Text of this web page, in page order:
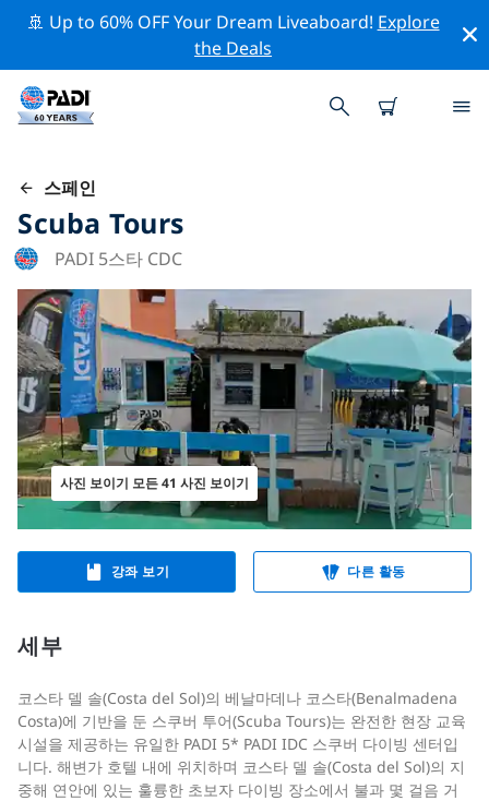
🚢 Up to 60% OFF Your Dream Liveaboard! Explore
the Deals
스페인
Scuba Tours
PADI 5스타 CDC
사진 보이기 모든 41 사진 보이기
강좌 보기 다른 활동
세부
코스타 델 솔(Costa del Sol)의 베날마데나 코스타(Benalmadena
Costa)에 기반을 둔 스쿠버 투어(Scuba Tours)는 완전한 현장 교육
시설을 제공하는 유일한 PADI 5* PADI IDC 스쿠버 다이빙 센터입
니다. 해변가 호텔 내에 위치하며 코스타 델 솔(Costa del Sol)의 지
중해 연안에 있는 훌륭한 초보자 다이빙 장소에서 불과 몇 걸음 거